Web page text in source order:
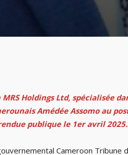
Holdings Ltd, spécialisée
Amédée Assomo au
publique le 1er avril 2025.
Cameroon Tribune